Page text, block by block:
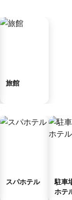
旅館
スパホテル
駐車
ホテ